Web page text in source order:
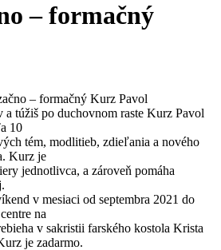
– formačný
– formačný Kurz Pavol
túžiš po duchovnom raste Kurz Pavol
10
tém, modlitieb, zdieľania a nového
Kurz je
jednotlivca, a zároveň pomáha
v mesiaci od septembra 2021 do
na
v sakristii farského kostola Krista
je zadarmo.